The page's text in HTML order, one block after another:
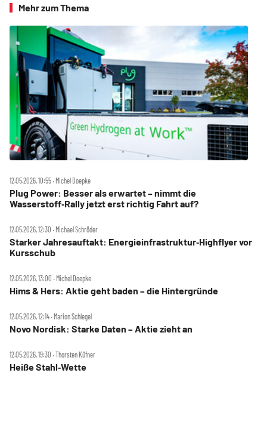
Mehr zum Thema
12.05.2026, 10:55 ‧ Michel Doepke
Plug Power: Besser als erwartet – nimmt die
Wasserstoff‑Rally jetzt erst richtig Fahrt auf?
12.05.2026, 12:30 ‧ Michael Schröder
Starker Jahresauftakt: Energieinfrastruktur‑Highflyer vor
Kursschub
12.05.2026, 13:00 ‧ Michel Doepke
Hims & Hers: Aktie geht baden – die Hintergründe
12.05.2026, 12:14 ‧ Marion Schlegel
Novo Nordisk: Starke Daten – Aktie zieht an
12.05.2026, 19:30 ‧ Thorsten Küfner
Heiße Stahl‑Wette